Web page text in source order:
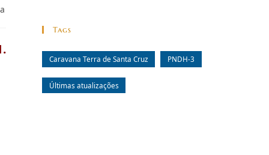
Tags
Caravana Terra de Santa Cruz PNDH-3
Últimas atualizações